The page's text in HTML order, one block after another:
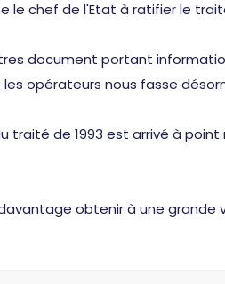
chef de l'Etat à ratifier le
document portant
opérateurs nous fasse
de 1993 est arrivé à
obtenir à une grande